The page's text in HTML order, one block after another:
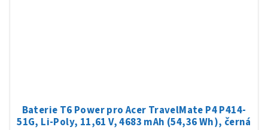
Baterie T6 Power pro Acer TravelMate P4 P414-
51G, Li-Poly, 11,61 V, 4683 mAh (54,36 Wh), černá